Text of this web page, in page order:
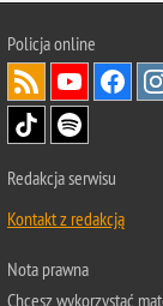
Policjaonline
Redakcja serwisu
Kontakt z redakcją
Nota prawna
Chcesz wykorzystać